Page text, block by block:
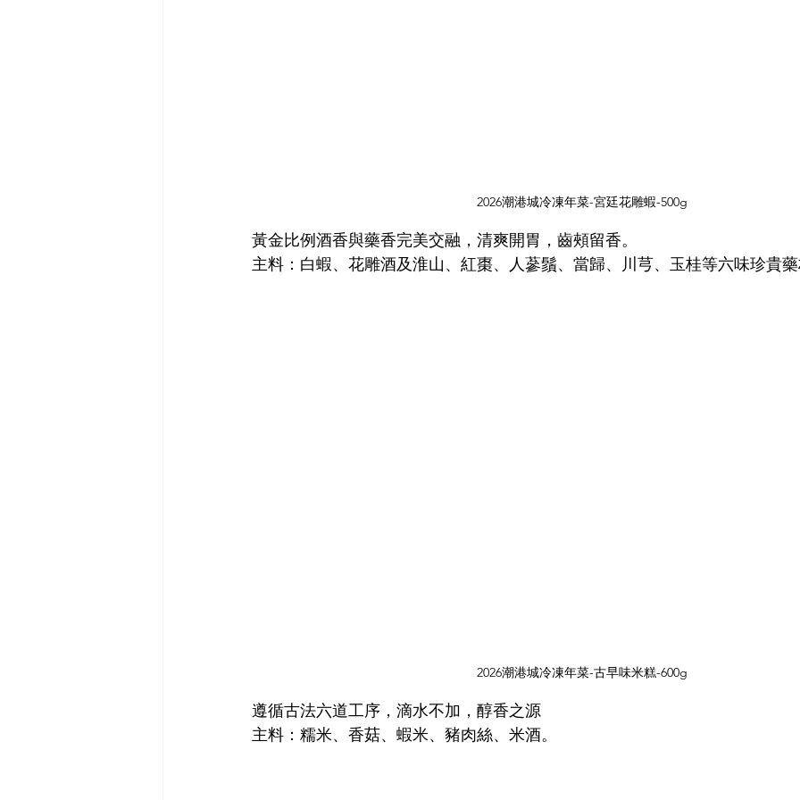
2026潮港城冷凍年菜-宮廷花雕蝦-500g
黃金比例酒香與藥香完美交融，清爽開胃，齒頰留香。
主料：白蝦、花雕酒及淮山、紅棗、人蔘鬚、當歸、川芎、玉桂等六味珍貴
2026潮港城冷凍年菜-古早味米糕-600g
遵循古法六道工序，滴水不加，醇香之源
主料：糯米、香菇、蝦米、豬肉絲、米酒。